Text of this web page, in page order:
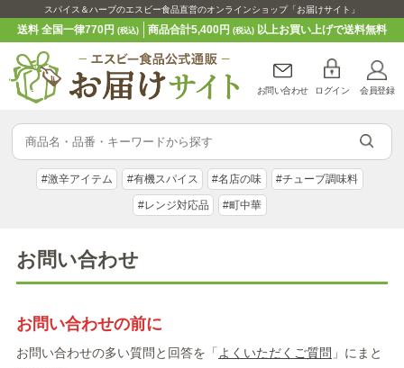
スパイス＆ハーブのエスビー食品直営のオンラインショップ「お届けサイト」
送料 全国一律770円(税込) 商品合計5,400円 (税込)以上お買い上げで送料無料
お問い合わせ ログイン 会員登録
#激辛アイテム #有機スパイス #名店の味 #チューブ調味料
#レンジ対応品 #町中華
お問い合わせ
お問い合わせの前に
お問い合わせの多い質問と回答を「 よくいただくご質問 」にまと